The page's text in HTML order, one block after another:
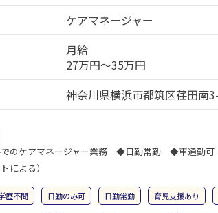
ケアマネージャー
月給
27万円～35万円
神奈川県横浜市都筑区荏田南
でのケアマネージャー業務 ◆日勤常勤 ◆車通勤
による）
歴不問 日勤のみ可 日勤常勤 育児支援あり